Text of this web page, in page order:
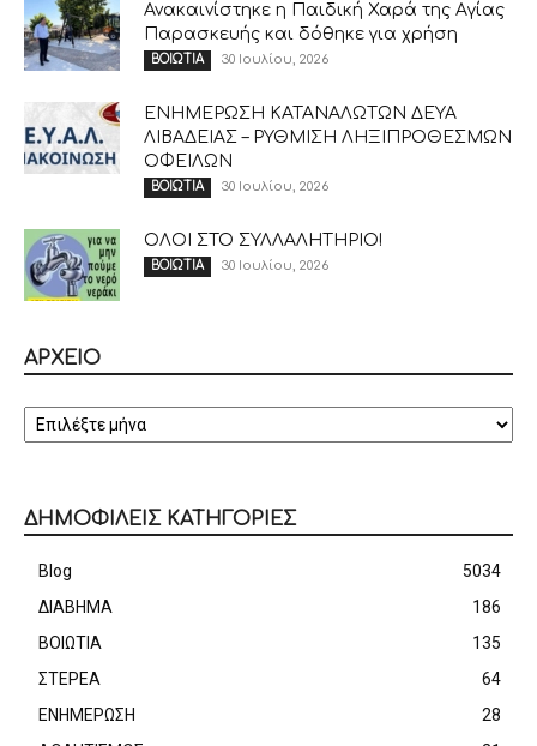
Ανακαινίστηκε η Παιδική Χαρά της Αγίας
Παρασκευής και δόθηκε για χρήση
ΒΟΙΩΤΙΑ 30 Ιουλίου, 2026
ΕΝΗΜΕΡΩΣΗ ΚΑΤΑΝΑΛΩΤΩΝ ΔΕΥΑ
ΛΙΒΑΔΕΙΑΣ – ΡΥΘΜΙΣΗ ΛΗΞΙΠΡΟΘΕΣΜΩΝ
ΟΦΕΙΛΩΝ
ΒΟΙΩΤΙΑ 30 Ιουλίου, 2026
ΟΛΟΙ ΣΤΟ ΣΥΛΛΑΛΗΤΗΡΙΟ!
ΒΟΙΩΤΙΑ 30 Ιουλίου, 2026
ΑΡΧΕΙΟ
ΔΗΜΟΦΙΛΕΙΣ ΚΑΤΗΓΟΡΙΕΣ
Blog
5034
ΔΙΑΒΗΜΑ
186
ΒΟΙΩΤΙΑ
135
ΣΤΕΡΕΑ
64
ΕΝΗΜΕΡΩΣΗ
28